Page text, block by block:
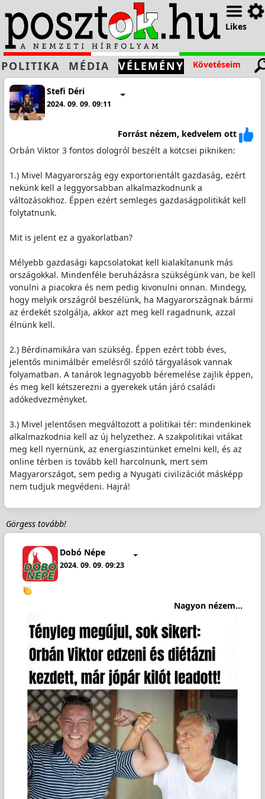
Likes
POLITIKA MÉDIA VÉLEMÉNY Követéseim
Stefi Déri
2024. 09. 09. 09:11
Forrást nézem, kedvelem ott
Orbán Viktor 3 fontos dologról beszélt a kötcsei pikniken:
1.) Mivel Magyarország egy exportorientált gazdaság, ezért
nekünk kell a leggyorsabban alkalmazkodnunk a
változásokhoz. Éppen ezért semleges gazdaságpolitikát kell
folytatnunk.
Mit is jelent ez a gyakorlatban?
Mélyebb gazdasági kapcsolatokat kell kialakítanunk más
országokkal. Mindenféle beruházásra szükségünk van, be kell
vonulni a piacokra és nem pedig kivonulni onnan. Mindegy,
hogy melyik országról beszélünk, ha Magyarországnak bármi
az érdekét szolgálja, akkor azt meg kell ragadnunk, azzal
élnünk kell.
2.) Bérdinamikára van szükség. Éppen ezért több éves,
jelentős minimálbér emelésről szóló tárgyalások vannak
folyamatban. A tanárok legnagyobb béremelése zajlik éppen,
és meg kell kétszerezni a gyerekek után járó családi
adókedvezményket.
3.) Mivel jelentősen megváltozott a politikai tér: mindenkinek
alkalmazkodnia kell az új helyzethez. A szakpolitikai vitákat
meg kell nyernünk, az energiaszintünket emelni kell, és az
online térben is tovább kell harcolnunk, mert sem
Magyarországot, sem pedig a Nyugati civilizációt másképp
nem tudjuk megvédeni. Hajrá!
Görgess tovább!
Dobó Népe
2024. 09. 09. 09:23
Nagyon nézem...